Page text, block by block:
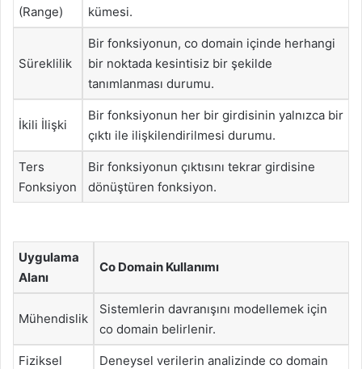
(Range)
kümesi.
Süreklilik
Bir fonksiyonun, co domain içinde herhangi
bir noktada kesintisiz bir şekilde
tanımlanması durumu.
İkili İlişki
Bir fonksiyonun her bir girdisinin yalnızca bir
çıktı ile ilişkilendirilmesi durumu.
Ters
Fonksiyon
Bir fonksiyonun çıktısını tekrar girdisine
dönüştüren fonksiyon.
Uygulama
Alanı
Co Domain Kullanımı
Mühendislik
Sistemlerin davranışını modellemek için
co domain belirlenir.
Fiziksel
Deneysel verilerin analizinde co domain